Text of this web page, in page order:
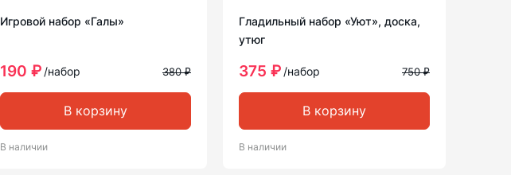
Игровой набор «Галы»
190 ₽ /набор 380 ₽
В корзину
В наличии
Гладильный набор «Уют», доска,
утюг
375 ₽ /набор 750 ₽
В корзину
В наличии